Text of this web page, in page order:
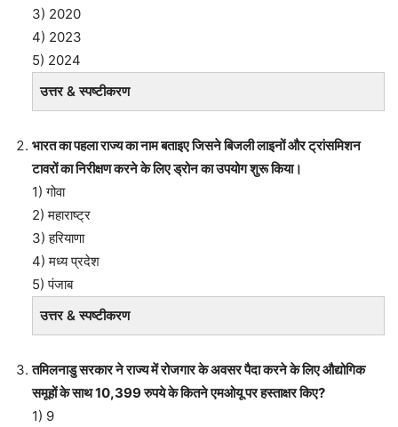
3) 2020
4) 2023
5) 2024
उत्तर & स्पष्टीकरण
भारत का पहला राज्य का नाम बताइए जिसने बिजली लाइनों और ट्रांसमिशन
टावरों का निरीक्षण करने के लिए ड्रोन का उपयोग शुरू किया।
1) गोवा
2) महाराष्ट्र
3) हरियाणा
4) मध्य प्रदेश
5) पंजाब
उत्तर & स्पष्टीकरण
तमिलनाडु सरकार ने राज्य में रोजगार के अवसर पैदा करने के लिए औद्योगिक
समूहों के साथ 10,399 रुपये के कितने एमओयू पर हस्ताक्षर किए?
1) 9